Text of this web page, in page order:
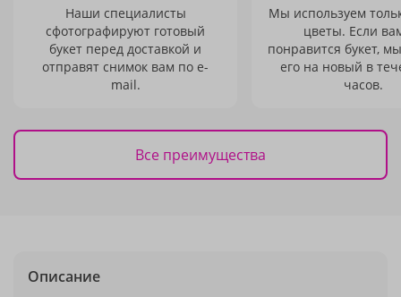
Наши специалисты
сфотографируют готовый
букет перед доставкой и
отправят снимок вам по e-
mail.
Мы используем
цветы. Если
понравится букет,
его на новый в
часов.
Все преимущества
Описание